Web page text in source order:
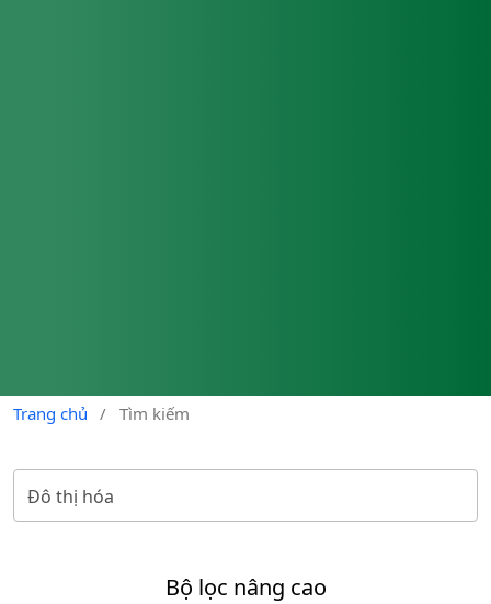
Trang chủ / Tìm kiếm
Bộ lọc nâng cao